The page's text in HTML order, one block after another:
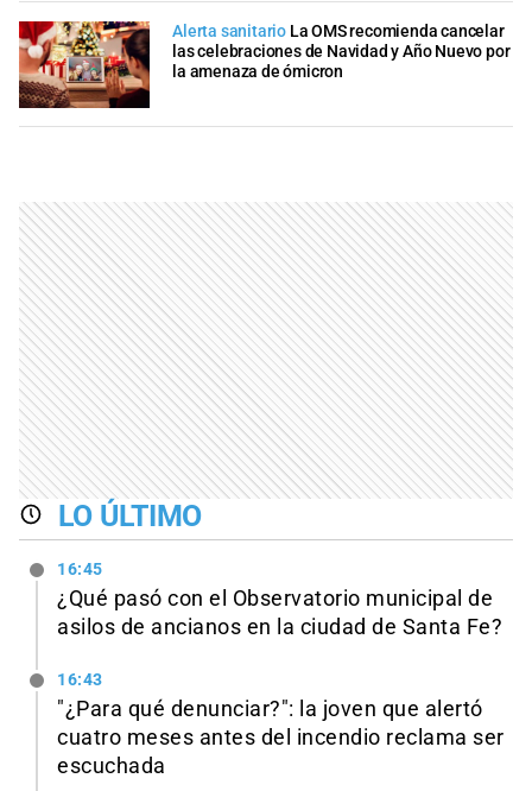
Alerta sanitario La OMS recomienda cancelar
las celebraciones de Navidad y Año Nuevo por
la amenaza de ómicron
LO ÚLTIMO
16:45
¿Qué pasó con el Observatorio municipal de
asilos de ancianos en la ciudad de Santa Fe?
16:43
"¿Para qué denunciar?": la joven que alertó
cuatro meses antes del incendio reclama ser
escuchada